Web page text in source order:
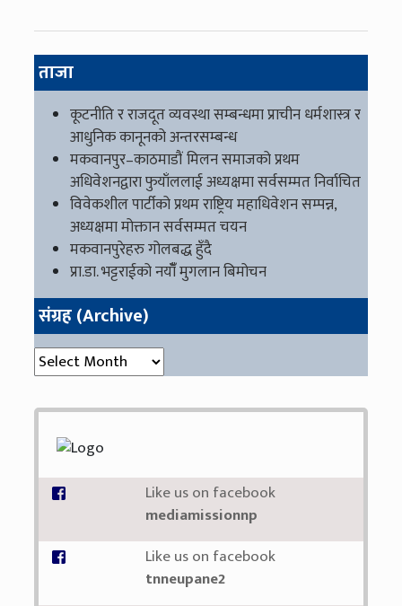
ताजा
कूटनीति र राजदूत व्यवस्था सम्बन्धमा प्राचीन धर्मशास्त्र र
आधुनिक कानूनको अन्तरसम्बन्ध
मकवानपुर–काठमाडौं मिलन समाजको प्रथम
अधिवेशनद्वारा फुयाँललाई अध्यक्षमा सर्वसम्मत निर्वाचित
विवेकशील पार्टीको प्रथम राष्ट्रिय महाधिवेशन सम्पन्न,
अध्यक्षमा मोक्तान सर्वसम्मत चयन
मकवानपुरेहरु गोलबद्ध हुँदै
प्रा.डा. भट्टराईको नयाँँ मुगलान बिमोचन
संग्रह (Archive)
संग्रह (Archive)
Like us on facebook
mediamissionnp
Like us on facebook
tnneupane2